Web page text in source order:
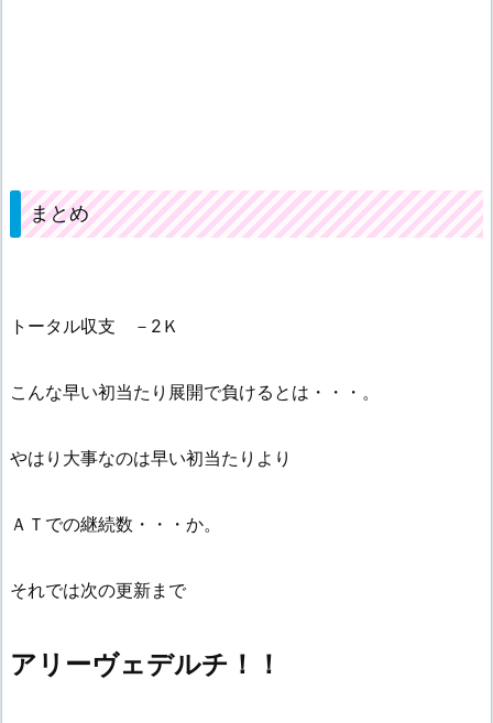
まとめ
トータル収支 －2Ｋ
こんな早い初当たり展開で負けるとは・・・。
やはり大事なのは早い初当たりより
ＡＴでの継続数・・・か。
それでは次の更新まで
アリーヴェデルチ！！